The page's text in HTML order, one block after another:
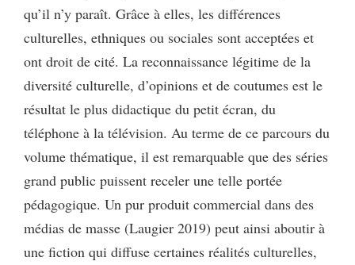
qu’il n’y paraît. Grâce à elles, les différences
culturelles, ethniques ou sociales sont acceptées et
ont droit de cité. La reconnaissance légitime de la
diversité culturelle, d’opinions et de coutumes est le
résultat le plus didactique du petit écran, du
téléphone à la télévision. Au terme de ce parcours du
volume thématique, il est remarquable que des séries
grand public puissent receler une telle portée
pédagogique. Un pur produit commercial dans des
médias de masse (Laugier 2019) peut ainsi aboutir à
une fiction qui diffuse certaines réalités culturelles,